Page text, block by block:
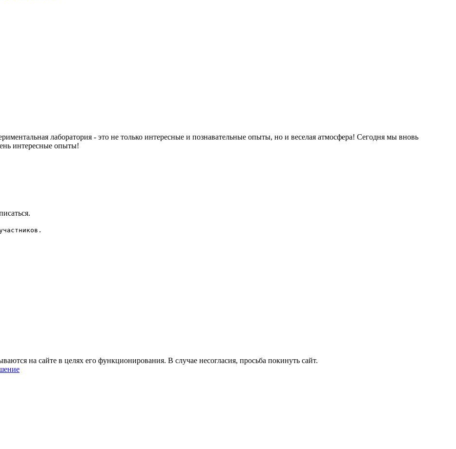
лаборатория - это не только интересные и познавательные опыты, но и веселая атмосфера! Сегодня мы вновь
интересные опыты!
на сайте в целях его функционирования. В случае несогласия, просьба покинуть сайт.